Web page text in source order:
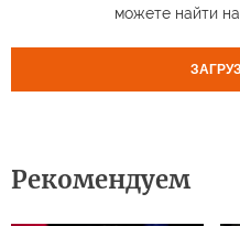
можете найти на
Рекомендуем